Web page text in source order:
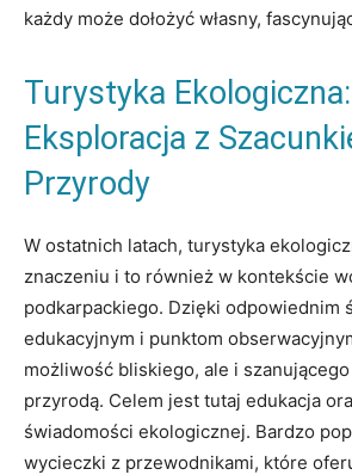
każdy może dołożyć własny,
Turystyka Ekologiczna:
Eksploracja z
Przyrody
W ostatnich latach, turystyka
znaczeniu i to również w kontekście
podkarpackiego. Dzięki odpowiednim
edukacyjnym i punktom
możliwość bliskiego, ale i
przyrodą. Celem jest tutaj edukacja
świadomości ekologicznej. Bardzo
wycieczki z przewodnikami, które